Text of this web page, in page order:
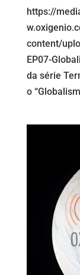
https://
content/
EP07-
da série
o